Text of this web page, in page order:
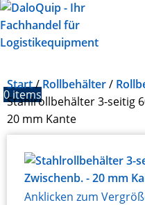
0items
Start Rollbehälter
Stahlrollbehälter 3-seitig
20 mm Kante
Anklicken zum